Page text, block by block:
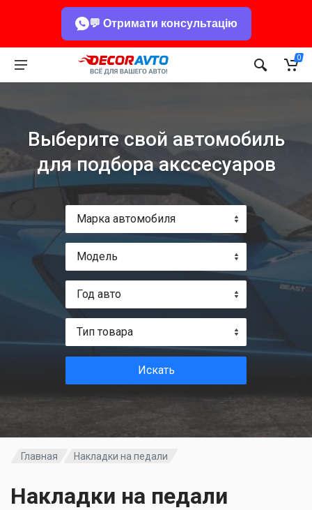
💬 Отримати консультацію
0
Выберите свой автомобиль
для подбора акссесуаров
Марка автомобиля
Модель
Год авто
Тип товара
Искать
Главная Накладки на педали
Накладки на педали